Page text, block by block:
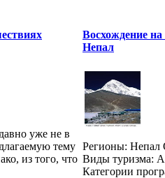
уже не в
тему
из того, что
Восхождение
Непал
Регионы: Непал
Виды туризма:
Категории